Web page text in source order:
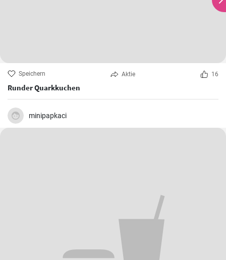
Speichern Aktie 16
Runder Quarkkuchen
minipapkaci